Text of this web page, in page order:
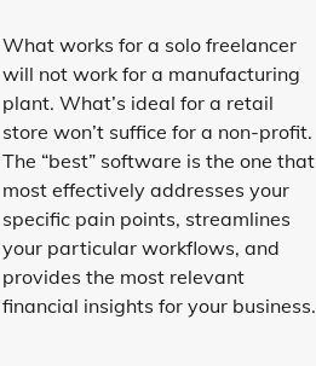
What works for a solo freelancer
will not work for a manufacturing
plant. What’s ideal for a retail
store won’t suffice for a non-profit.
The “best” software is the one that
most effectively addresses your
specific pain points, streamlines
your particular workflows, and
provides the most relevant
financial insights for your business.